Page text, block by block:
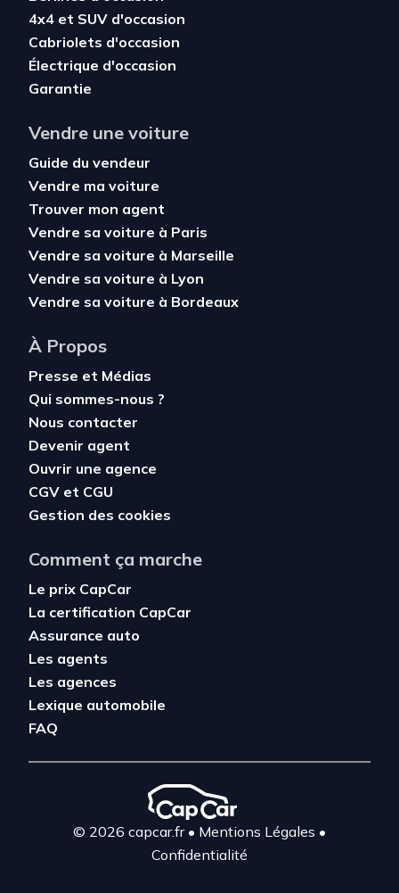
4x4 et SUV d'occasion
Cabriolets d'occasion
Électrique d'occasion
Garantie
Vendre une voiture
Guide du vendeur
Vendre ma voiture
Trouver mon agent
Vendre sa voiture à Paris
Vendre sa voiture à Marseille
Vendre sa voiture à Lyon
Vendre sa voiture à Bordeaux
À Propos
Presse et Médias
Qui sommes-nous ?
Nous contacter
Devenir agent
Ouvrir une agence
CGV et CGU
Gestion des cookies
Comment ça marche
Le prix CapCar
La certification CapCar
Assurance auto
Les agents
Les agences
Lexique automobile
FAQ
© 2026 capcar.fr• Mentions Légales •
Confidentialité